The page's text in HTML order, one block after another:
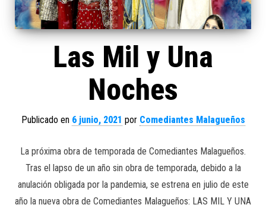
Las Mil y Una
Noches
Publicado en 6 junio, 2021 por Comediantes Malagueños
La próxima obra de temporada de Comediantes Malagueños.
Tras el lapso de un año sin obra de temporada, debido a la
anulación obligada por la pandemia, se estrena en julio de este
año la nueva obra de Comediantes Malagueños: LAS MIL Y UNA